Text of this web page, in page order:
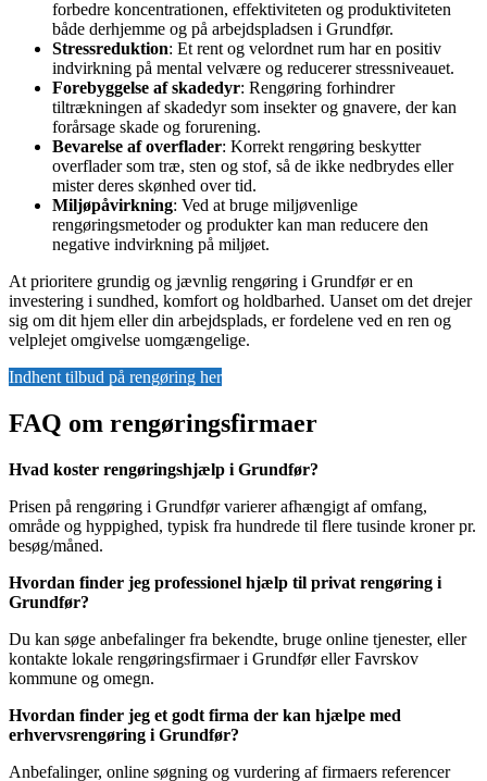
forbedre koncentrationen, effektiviteten og produktiviteten
både derhjemme og på arbejdspladsen i Grundfør.
Stressreduktion: Et rent og velordnet rum har en positiv
indvirkning på mental velvære og reducerer stressniveauet.
Forebyggelse af skadedyr: Rengøring forhindrer
tiltrækningen af skadedyr som insekter og gnavere, der kan
forårsage skade og forurening.
Bevarelse af overflader: Korrekt rengøring beskytter
overflader som træ, sten og stof, så de ikke nedbrydes eller
mister deres skønhed over tid.
Miljøpåvirkning: Ved at bruge miljøvenlige
rengøringsmetoder og produkter kan man reducere den
negative indvirkning på miljøet.
At prioritere grundig og jævnlig rengøring i Grundfør er en
investering i sundhed, komfort og holdbarhed. Uanset om det drejer
sig om dit hjem eller din arbejdsplads, er fordelene ved en ren og
velplejet omgivelse uomgængelige.
Indhent tilbud på rengøring her
FAQ om rengøringsfirmaer
Hvad koster rengøringshjælp i Grundfør?
Prisen på rengøring i Grundfør varierer afhængigt af omfang,
område og hyppighed, typisk fra hundrede til flere tusinde kroner pr.
besøg/måned.
Hvordan finder jeg professionel hjælp til privat rengøring i
Grundfør?
Du kan søge anbefalinger fra bekendte, bruge online tjenester, eller
kontakte lokale rengøringsfirmaer i Grundfør eller Favrskov
kommune og omegn.
Hvordan finder jeg et godt firma der kan hjælpe med
erhvervsrengøring i Grundfør?
Anbefalinger, online søgning og vurdering af firmaers referencer